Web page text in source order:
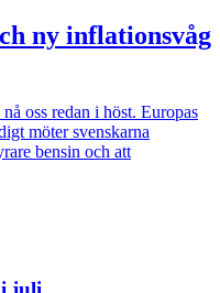
ny inflationsvåg
oss redan i höst. Europas
möter svenskarna
bensin och att